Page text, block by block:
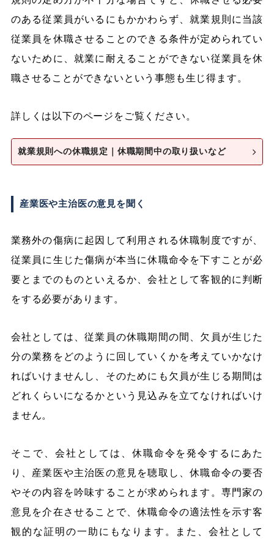
のある従業員がいるにもかかわらず、就業規則に当該
従業員を休職させることのできる条件が定められてい
ないために、就業に耐えることができない従業員を休
職させることができないという事態も生じ得ます。
詳しくは以下のページをご覧ください。
就業規則への休職規定｜休職期間中の取り扱いなど
産業医や主治医の意見を聞く
業務外の傷病に起因して利用される休職制度ですが、
従業員に生じた傷病が本当に休職命令を下すことが必
要とまでのものといえるか、会社として客観的に判断
をする必要があります。
会社としては、従業員の休職期間の間、欠員が生じた
分の業務をどのように回していくかを考えていかなけ
ればいけませんし、そのためにも欠員が生じる期間は
どれくらいになるかという見込みを立てなければいけ
ません。
そこで、会社としては、休職命令を発令するにあた
り、産業医や主治医の意見を聴取し、休職命令の要否
やその内容を吟味することが求められます。専門家の
意見を介在させることで、休職命令の適法性を示す客
観的な証明の一助にもなります。また、会社として